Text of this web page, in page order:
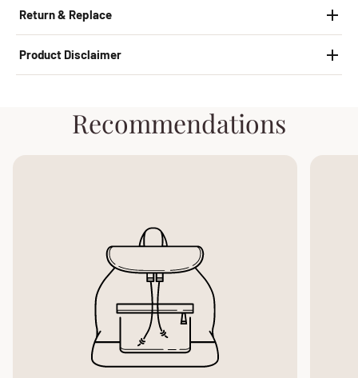
Return & Replace
Product Disclaimer
Recommendations